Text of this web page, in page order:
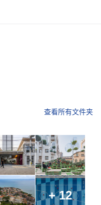
查看所有文件夹
+ 12